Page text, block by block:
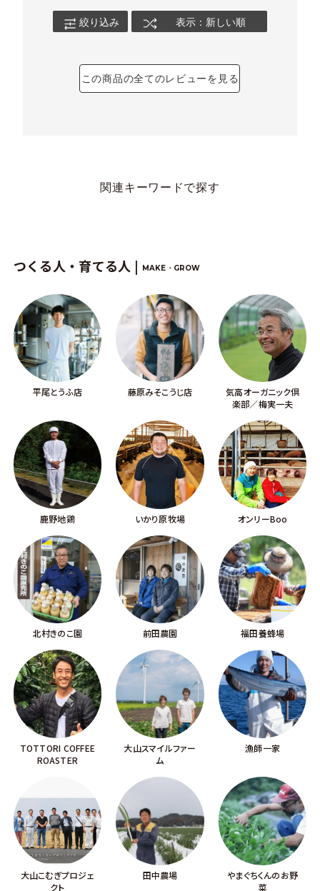
絞り込み 表示：新しい順
この商品の全てのレビューを見る
関連キーワードで探す
つくる人・育てる人 | MAKE・GROW
平尾とうふ店 藤原みそこうじ店
気高オーガニック倶
楽部／梅実一夫
鹿野地鶏 いかり原牧場 オンリーBoo
北村きのこ園 前田農園 福田養蜂場
TOTTORI COFFEE
ROASTER
大山スマイルファー
ム
漁師一家
大山こむぎプロジェ
クト
田中農場
やまぐちくんのお野
菜